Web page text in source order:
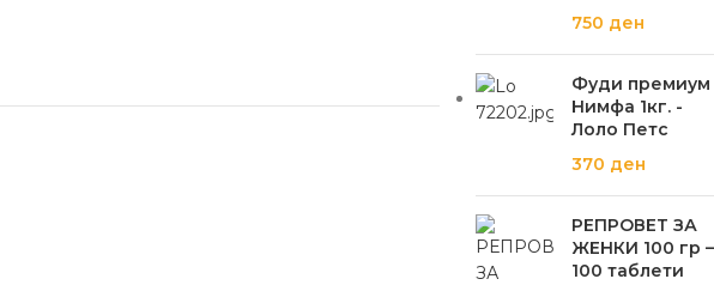
750 ден
Фуди премиум
Нимфа 1кг. -
Лоло Петс
370 ден
РЕПРОВЕТ ЗА
ЖЕНКИ 100 гр –
100 таблети